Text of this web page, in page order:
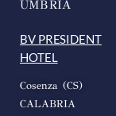
UMBRIA
BV PRESIDENT
HOTEL
Cosenza (CS)
CALABRIA